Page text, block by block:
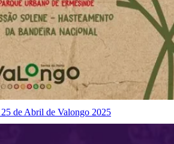
de Abril de Valongo 2025